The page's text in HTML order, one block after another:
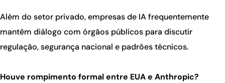
Além do setor privado, empresas de IA frequentemente
mantêm diálogo com órgãos públicos para discutir
regulação, segurança nacional e padrões técnicos.
Houve rompimento formal entre EUA e Anthropic?